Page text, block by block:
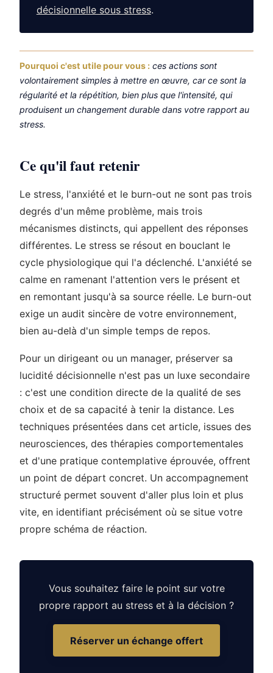
décisionnelle sous stress.
Pourquoi c'est utile pour vous : ces actions sont
volontairement simples à mettre en œuvre, car ce sont la
régularité et la répétition, bien plus que l'intensité, qui
produisent un changement durable dans votre rapport au
stress.
Ce qu'il faut retenir
Le stress, l'anxiété et le burn-out ne sont pas trois
degrés d'un même problème, mais trois
mécanismes distincts, qui appellent des réponses
différentes. Le stress se résout en bouclant le
cycle physiologique qui l'a déclenché. L'anxiété se
calme en ramenant l'attention vers le présent et
en remontant jusqu'à sa source réelle. Le burn-out
exige un audit sincère de votre environnement,
bien au-delà d'un simple temps de repos.
Pour un dirigeant ou un manager, préserver sa
lucidité décisionnelle n'est pas un luxe secondaire
: c'est une condition directe de la qualité de ses
choix et de sa capacité à tenir la distance. Les
techniques présentées dans cet article, issues des
neurosciences, des thérapies comportementales
et d'une pratique contemplative éprouvée, offrent
un point de départ concret. Un accompagnement
structuré permet souvent d'aller plus loin et plus
vite, en identifiant précisément où se situe votre
propre schéma de réaction.
Vous souhaitez faire le point sur votre
propre rapport au stress et à la décision ?
Réserver un échange offert